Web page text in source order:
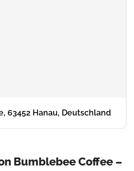
63452 Hanau, Deutschland
Bumblebee Coffee –